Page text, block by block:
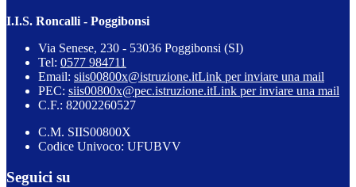
I.I.S. Roncalli - Poggibonsi
Via Senese, 230 - 53036 Poggibonsi (SI)
Tel: 0577 984711
Email: siis00800x@istruzione.itLink per inviare una mail
PEC: siis00800x@pec.istruzione.itLink per inviare una mail
C.F.: 82002260527
C.M. SIIS00800X
Codice Univoco: UFUBVV
Seguici su